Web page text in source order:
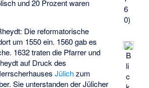
6
0)
B
li
c
und 20 Prozent waren
Die reformatorische
um 1550 ein. 1560 gab es
1632 traten die Pfarrer und
auf Druck des
Jülichzum
Sie unterstanden der Jülicher